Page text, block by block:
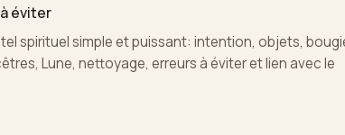
éviter
spirituel simple et puissant: intention, objets,
Lune, nettoyage, erreurs à éviter et lien avec le